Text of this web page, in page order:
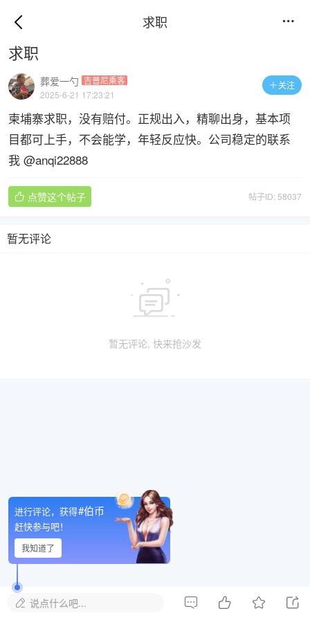
求职 
求职
关注
葬爱一勺 吉普尼乘客
2025-6-21 17:23:21
柬埔寨求职，没有赔付。正规出入，精聊出身，基本项
目都可上手，不会能学，年轻反应快。公司稳定的联系
我 @anqi22888
帖子ID: 58037
 点赞这个帖子
暂无评论

暂无评论, 快来抢沙发
 说点什么吧...    
进行评论，获得#伯币
赶快参与吧！
我知道了